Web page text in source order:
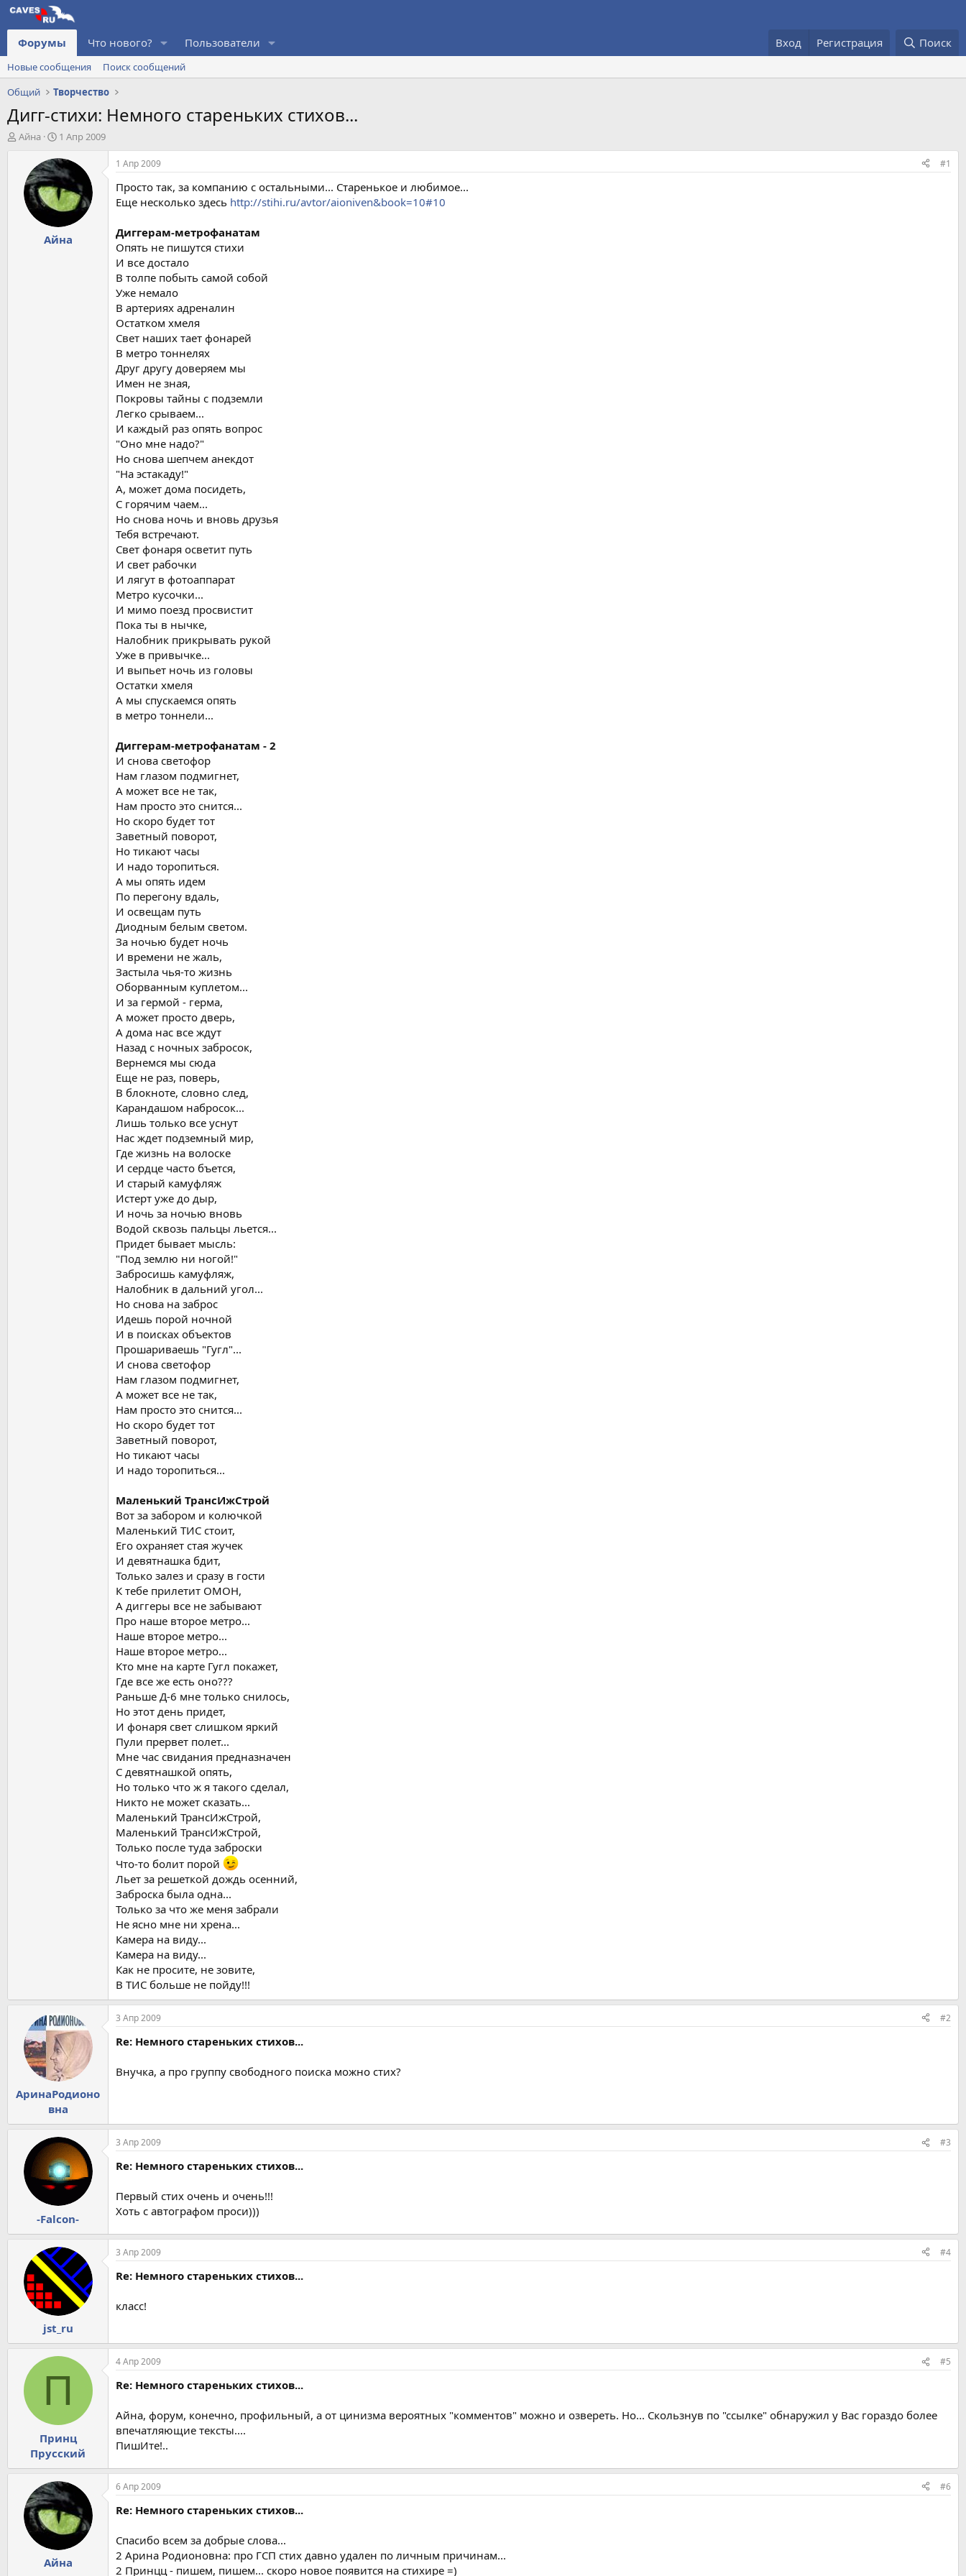
Форумы Что нового? Пользователи Вход Регистрация Поиск
Новые сообщения
Поиск сообщений
Общий
Творчество
Дигг-стихи: Немного стареньких стихов...
А
Айна
Д
т
а
н
а
ч
а
л
1 Апр 2009
Айна
1 Апр 2009 #1
Просто так, за компанию с остальными... Старенькое и любимое...
Еще несколько здесь http://stihi.ru/avtor/aioniven&book=10#10
Диггерам-метрофанатам
Опять не пишутся стихи
И все достало
В толпе побыть самой собой
Уже немало
В артериях адреналин
Остатком хмеля
Свет наших тает фонарей
В метро тоннелях
Друг другу доверяем мы
Имен не зная,
Покровы тайны с подземли
Легко срываем...
И каждый раз опять вопрос
"Оно мне надо?"
Но снова шепчем анекдот
"На эстакаду!"
А, может дома посидеть,
С горячим чаем...
Но снова ночь и вновь друзья
Тебя встречают.
Свет фонаря осветит путь
И свет рабочки
И лягут в фотоаппарат
Метро кусочки...
И мимо поезд просвистит
Пока ты в нычке,
Налобник прикрывать рукой
Уже в привычке...
И выпьет ночь из головы
Остатки хмеля
А мы спускаемся опять
в метро тоннели...
Диггерам-метрофанатам - 2
И снова светофор
Нам глазом подмигнет,
А может все не так,
Нам просто это снится...
Но скоро будет тот
Заветный поворот,
Но тикают часы
И надо торопиться.
А мы опять идем
По перегону вдаль,
И освещам путь
Диодным белым светом.
За ночью будет ночь
И времени не жаль,
Застыла чья-то жизнь
Оборванным куплетом...
И за гермой - герма,
А может просто дверь,
А дома нас все ждут
Назад с ночных забросок,
Вернемся мы сюда
Еще не раз, поверь,
В блокноте, словно след,
Карандашом набросок...
Лишь только все уснут
Нас ждет подземный мир,
Где жизнь на волоске
И сердце часто бъется,
И старый камуфляж
Истерт уже до дыр,
И ночь за ночью вновь
Водой сквозь пальцы льется...
Придет бывает мысль:
"Под землю ни ногой!"
Забросишь камуфляж,
Налобник в дальний угол...
Но снова на заброс
Идешь порой ночной
И в поисках объектов
Прошариваешь "Гугл"...
И снова светофор
Нам глазом подмигнет,
А может все не так,
Нам просто это снится...
Но скоро будет тот
Заветный поворот,
Но тикают часы
И надо торопиться...
Маленький ТрансИжСтрой
Вот за забором и колючкой
Маленький ТИС стоит,
Его охраняет стая жучек
И девятнашка бдит,
Только залез и сразу в гости
К тебе прилетит ОМОН,
А диггеры все не забывают
Про наше второе метро...
Наше второе метро...
Наше второе метро...
Кто мне на карте Гугл покажет,
Где все же есть оно???
Раньше Д-6 мне только снилось,
Но этот день придет,
И фонаря свет слишком яркий
Пули прервет полет...
Мне час свидания предназначен
С девятнашкой опять,
Но только что ж я такого сделал,
Никто не может сказать...
Маленький ТрансИжСтрой,
Маленький ТрансИжСтрой,
Только после туда заброски
Что-то болит порой
Льет за решеткой дождь осенний,
Заброска была одна...
Только за что же меня забрали
Не ясно мне ни хрена...
Камера на виду...
Камера на виду...
Как не просите, не зовите,
В ТИС больше не пойду!!!
АринаРодионо
вна
3 Апр 2009 #2
Re: Немного стареньких стихов...
Внучка, а про группу свободного поиска можно стих?
-Falcon-
3 Апр 2009 #3
Re: Немного стареньких стихов...
Первый стих очень и очень!!!
Хоть с автографом проси)))
jst_ru
3 Апр 2009 #4
Re: Немного стареньких стихов...
класс!
П
Принц
Прусский
4 Апр 2009 #5
Re: Немного стареньких стихов...
Айна, форум, конечно, профильный, а от цинизма вероятных "комментов" можно и озвереть. Но... Скользнув по "ссылке" обнаружил у Вас гораздо более
впечатляющие тексты....
ПишИте!..
Айна
6 Апр 2009 #6
Re: Немного стареньких стихов...
Спасибо всем за добрые слова...
2 Арина Родионовна: про ГСП стих давно удален по личным причинам...
2 Принцц - пишем, пишем... скоро новое появится на стихире =)